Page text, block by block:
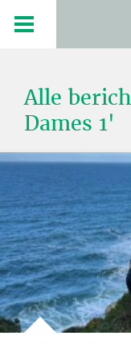
Alle
Dames 1'